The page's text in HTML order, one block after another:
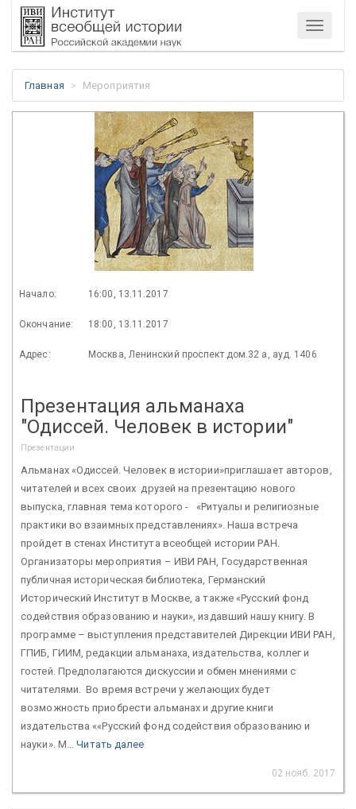
Меню
Главная Мероприятия
Начало: 16:00, 13.11.2017
Окончание: 18:00, 13.11.2017
Адрес: Москва, Ленинский проспект дом.32 а, ауд. 1406
Презентация альманаха
"Одиссей. Человек в истории"
Презентации
Альманах «Одиссей. Человек в истории»приглашает авторов,
читателей и всех своих друзей на презентацию нового
выпуска, главная тема которого - «Ритуалы и религиозные
практики во взаимных представлениях». Наша встреча
пройдет в стенах Института всеобщей истории РАН.
Организаторы мероприятия – ИВИ РАН, Государственная
публичная историческая библиотека, Германский
Исторический Институт в Москве, а также «Русский фонд
содействия образованию и науки», издавший нашу книгу. В
программе – выступления представителей Дирекции ИВИ РАН,
ГПИБ, ГИИМ, редакции альманаха, издательства, коллег и
гостей. Предполагаются дискуссии и обмен мнениями с
читателями. Во время встречи у желающих будет
возможность приобрести альманах и другие книги
издательства ««Русский фонд содействия образованию и
науки». М...Читать далее
02 нояб. 2017